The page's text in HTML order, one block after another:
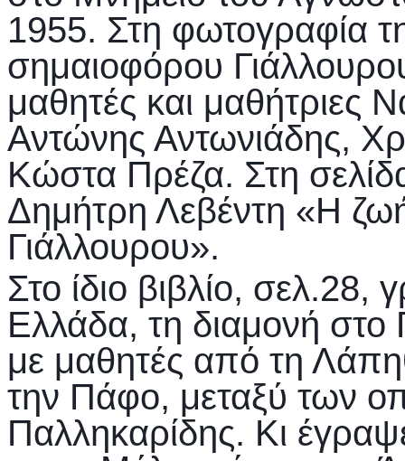
1955. Στη φωτογραφία
σημαιοφόρου
μαθητές και μαθήτριες
Αντώνης Αντωνιάδης,
Κώστα Πρέζα. Στη
Δημήτρη Λεβέντη «Η
Γιάλλουρου».
Στο ίδιο βιβλίο, σελ.28,
Ελλάδα, τη διαμονή στο
με μαθητές από τη
την Πάφο, μεταξύ των
Παλληκαρίδης. Κι